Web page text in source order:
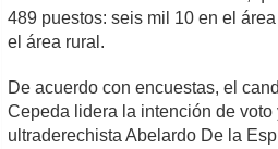
489 puestos: seis mil 10 en el
el área rural.
De acuerdo con encuestas, el
Cepeda lidera la intención de voto
ultraderechista Abelardo De la